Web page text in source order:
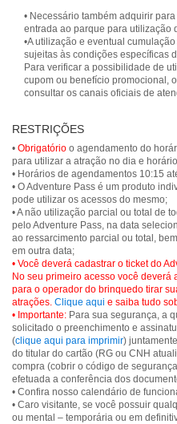
• Necessário também adquirir
entrada ao parque para utilização
•A utilização e eventual
sujeitas às condições específicas
Para verificar a possibilidade de
cupom ou benefício promocional,
consultar os canais oficiais de
RESTRIÇÕES
• Obrigatório o agendamento do
para utilizar a atração no dia e
• Horários de agendamentos 10:15
• O Adventure Pass é um produto
pode utilizar os acessos do mesmo;
• A não utilização parcial ou total de
pelo Adventure Pass, na data
ao ressarcimento parcial ou total,
• Você deverá cadastrar o ticket do
No seu primeiro acesso você deverá
para o operador do brinquedo tirar
atrações. Clique aqui e saiba tudo
• Importante: Para sua segurança, a
solicitado o preenchimento e
(clique aqui para imprimir)
do titular do cartão (RG ou CNH
compra (cobrir o código de
efetuada a conferência dos
• Confira nosso calendário de
• Caro visitante, se você possuir
ou mental – temporária ou em